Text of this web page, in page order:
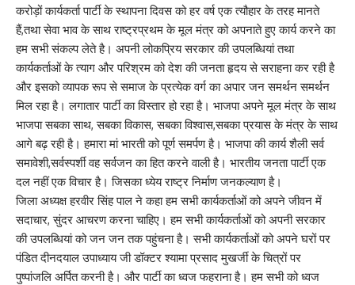
करोड़ों कार्यकर्ता पार्टी के स्थापना दिवस को हर वर्ष एक त्यौहार के तरह मानते
हैं,तथा सेवा भाव के साथ राष्ट्रप्रथम के मूल मंत्र को अपनाते हुए कार्य करने का
हम सभी संकल्प लेते है। अपनी लोकप्रिय सरकार की उपलब्धियां तथा
कार्यकर्ताओं के त्याग और परिश्रम को देश की जनता हृदय से सराहना कर रही है
और इसको व्यापक रूप से समाज के प्रत्येक वर्ग का अपार जन समर्थन समर्थन
मिल रहा है। लगातार पार्टी का विस्तार हो रहा है। भाजपा अपने मूल मंत्र के साथ
भाजपा सबका साथ, सबका विकास, सबका विश्वास,सबका प्रयास के मंत्र के साथ
आगे बढ़ रही है। हमारा मां भारती को पूर्ण समर्पण है। भाजपा की कार्य शैली सर्व
समावेशी,सर्वस्पर्शी वह सर्वजन का हित करने वाली है। भारतीय जनता पार्टी एक
दल नहीं एक विचार है। जिसका ध्येय राष्ट्र निर्माण जनकल्याण है।
जिला अध्यक्ष हरवीर सिंह पाल ने कहा हम सभी कार्यकर्ताओं को अपने जीवन में
सदाचार, सुंदर आचरण करना चाहिए। हम सभी कार्यकर्ताओं को अपनी सरकार
की उपलब्धियां को जन जन तक पहुंचना है। सभी कार्यकर्ताओं को अपने घरों पर
पंडित दीनदयाल उपाध्याय जी डॉक्टर श्यामा प्रसाद मुखर्जी के चित्रों पर
पुष्पांजलि अर्पित करनी है। और पार्टी का ध्वज फहराना है। हम सभी को ध्वज